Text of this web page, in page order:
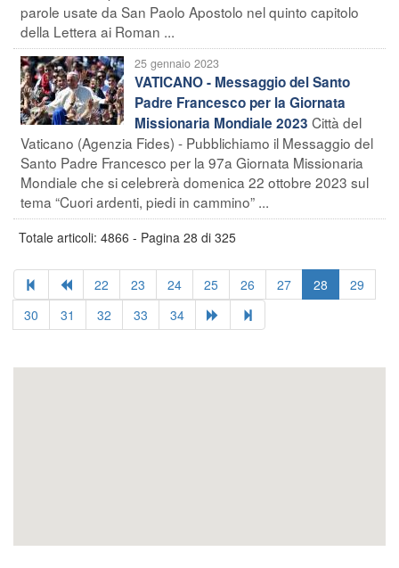
parole usate da San Paolo Apostolo nel quinto capitolo
della Lettera ai Roman ...
25 gennaio 2023
VATICANO - Messaggio del Santo
Padre Francesco per la Giornata
Missionaria Mondiale 2023 Città del
Vaticano (Agenzia Fides) - Pubblichiamo il Messaggio del
Santo Padre Francesco per la 97a Giornata Missionaria
Mondiale che si celebrerà domenica 22 ottobre 2023 sul
tema “Cuori ardenti, piedi in cammino” ...
Totale articoli: 4866 - Pagina 28 di 325
22 23 24 25 26 27 28
29
30
31 32 33 34